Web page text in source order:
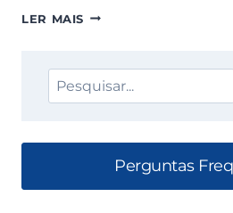
LER MAIS O
O
CLOUDPANEL?
Pesquisar
Perguntas